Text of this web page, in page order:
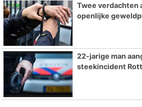
Twee verdachten
openlijke
22-jarige man
steekincident